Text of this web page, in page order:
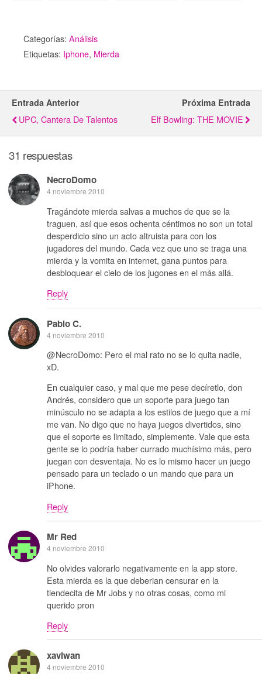
Categorías: Análisis
Etiquetas: Iphone, Mierda
Entrada Anterior
UPC, Cantera De Talentos
Próxima Entrada
Elf Bowling: THE MOVIE
31 respuestas
NecroDomo
4 noviembre 2010
Tragándote mierda salvas a muchos de que se la
traguen, así que esos ochenta céntimos no son un total
desperdicio sino un acto altruista para con los
jugadores del mundo. Cada vez que uno se traga una
mierda y la vomita en internet, gana puntos para
desbloquear el cielo de los jugones en el más allá.
Reply
Pablo C.
4 noviembre 2010
@NecroDomo: Pero el mal rato no se lo quita nadie,
xD.
En cualquier caso, y mal que me pese decíretlo, don
Andrés, considero que un soporte para juego tan
minúsculo no se adapta a los estilos de juego que a mí
me van. No digo que no haya juegos divertidos, sino
que el soporte es limitado, simplemente. Vale que esta
gente se lo podría haber currado muchísimo más, pero
juegan con desventaja. No es lo mismo hacer un juego
pensado para un teclado o un mando que para un
iPhone.
Reply
Mr Red
4 noviembre 2010
No olvides valorarlo negativamente en la app store.
Esta mierda es la que deberian censurar en la
tiendecita de Mr Jobs y no otras cosas, como mi
querido pron
Reply
xaviwan
4 noviembre 2010